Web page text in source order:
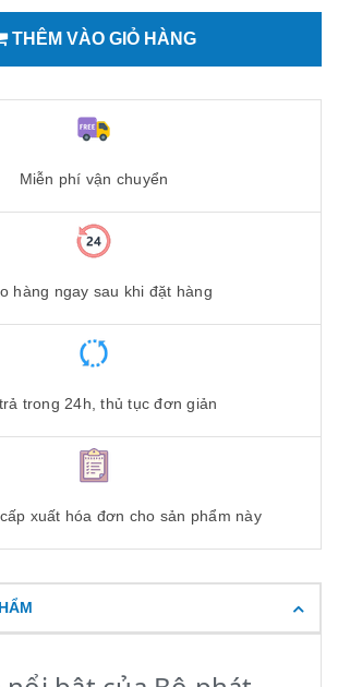
THÊM VÀO GIỎ HÀNG
Miễn phí vận chuyển
hàng ngay sau khi đặt hàng
trong 24h, thủ tục đơn giản
xuất hóa đơn cho sản phẩm này